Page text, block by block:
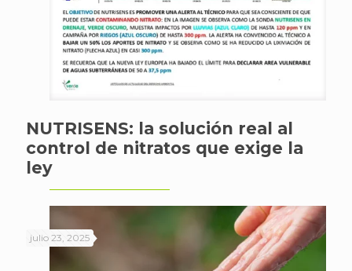
NUTRISENS: la solución real al
control de nitratos que exige la
ley
julio 23, 2025